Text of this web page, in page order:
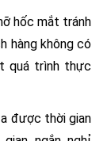
hốc mắt tránh
hàng không có
quá trình thực
được thời gian